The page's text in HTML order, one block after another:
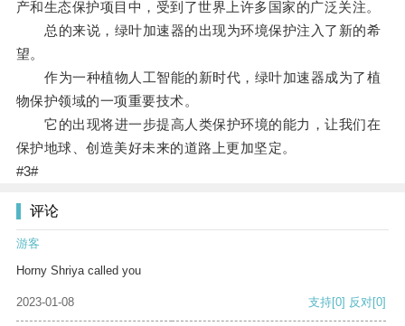
产和生态保护项目中，受到了世界上许多国家的广泛关注。
总的来说，绿叶加速器的出现为环境保护注入了新的希
望。
作为一种植物人工智能的新时代，绿叶加速器成为了植
物保护领域的一项重要技术。
它的出现将进一步提高人类保护环境的能力，让我们在
保护地球、创造美好未来的道路上更加坚定。
#3#
评论
游客
Horny Shriya called you
2023-01-08 支持[0] 反对[0]